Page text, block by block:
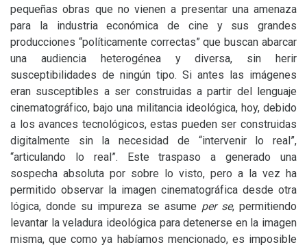
pequeñas obras que no vienen a presentar una amenaza
para la industria económica de cine y sus grandes
producciones “políticamente correctas” que buscan abarcar
una audiencia heterogénea y diversa, sin herir
susceptibilidades de ningún tipo. Si antes las imágenes
eran susceptibles a ser construidas a partir del lenguaje
cinematográfico, bajo una militancia ideológica, hoy, debido
a los avances tecnológicos, estas pueden ser construidas
digitalmente sin la necesidad de “intervenir lo real”,
“articulando lo real”. Este traspaso a generado una
sospecha absoluta por sobre lo visto, pero a la vez ha
permitido observar la imagen cinematográfica desde otra
lógica, donde su impureza se asume per se, permitiendo
levantar la veladura ideológica para detenerse en la imagen
misma, que como ya habíamos mencionado, es imposible